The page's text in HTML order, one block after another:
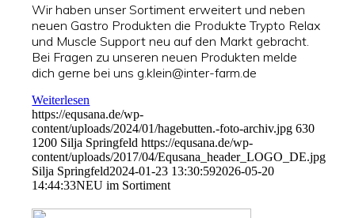
Wir haben unser Sortiment erweitert und neben
neuen Gastro Produkten die Produkte Trypto Relax
und Muscle Support neu auf den Markt gebracht.
Bei Fragen zu unseren neuen Produkten melde
dich gerne bei uns g.klein@inter-farm.de
Weiterlesen
https://equsana.de/wp-
content/uploads/2024/01/hagebutten.-foto-archiv.jpg 630
1200 Silja Springfeld https://equsana.de/wp-
content/uploads/2017/04/Equsana_header_LOGO_DE.jpg
Silja Springfeld2024-01-23 13:30:592026-05-20
14:44:33NEU im Sortiment